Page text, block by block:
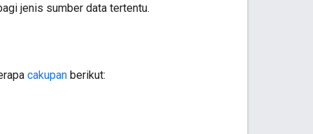
jenis sumber data tertentu.
cakupan berikut: